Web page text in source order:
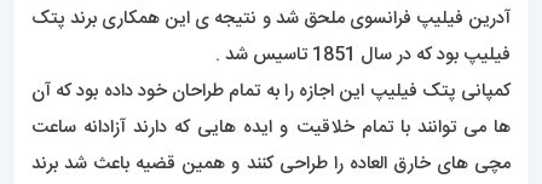
آدرین فیلیپ فرانسوی ملحق شد و نتیجه ی این همکاری برند پتک
فیلیپ بود که در سال 1851 تاسیس شد .
کمپانی پتک فیلیپ این اجازه را به تمام طراحان خود داده بود که آن
ها می توانند با تمام خلاقیت و ایده هایی که دارند آزادانه ساعت
مچی های خارق العاده را طراحی کنند و همین قضیه باعث شد برند